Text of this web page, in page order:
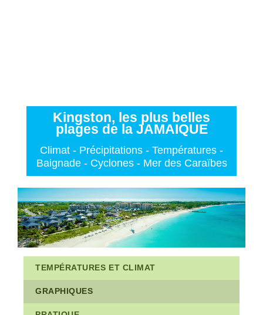
Kingston, les plus belles
plages de la JAMAIQUE
Climat - Précipitations - Températures -
Baignade - Cyclones - Mer des Caraïbes
TEMPÉRATURES ET CLIMAT
GRAPHIQUES